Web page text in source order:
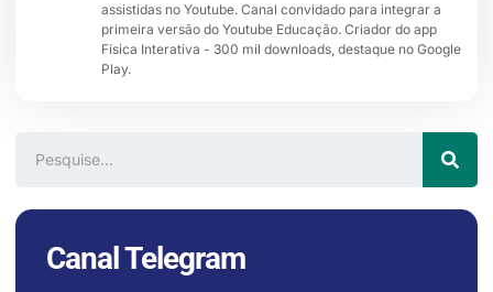
assistidas no Youtube. Canal convidado para integrar a
primeira versão do Youtube Educação. Criador do app
Física Interativa - 300 mil downloads, destaque no Google
Play.
Canal Telegram